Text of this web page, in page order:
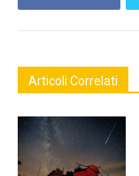
Articoli Correlati